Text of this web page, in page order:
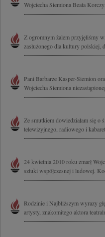
Wojciecha Siemiona Beata
Z ogromnym żalem przyjęliśmy
zasłużonego dla kultury polskiej,
Pani Barbarze Kasper-Siemion
Wojciecha Siemiona
Ze smutkiem dowiedziałam się o
telewizyjnego, radiowego i
24 kwietnia 2010 roku zmarł
sztuki współczesnej i ludowej.
Rodzinie i Najbliższym wyrazy
artysty, znakomitego aktora